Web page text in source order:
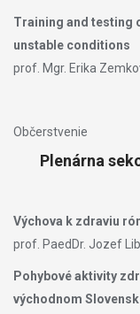
Training and testing
unstable conditions
prof. Mgr. Erika
Občerstvenie
Plenárna
Výchova k zdraviu
prof. PaedDr. Jozef
Pohybové aktivity
východnom